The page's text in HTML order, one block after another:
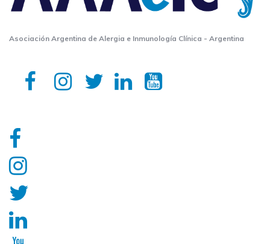
Asociación Argentina de Alergia e Inmunología Clínica - Argentina